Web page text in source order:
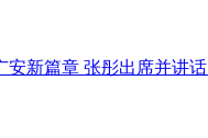
新篇章 张彤出席并讲